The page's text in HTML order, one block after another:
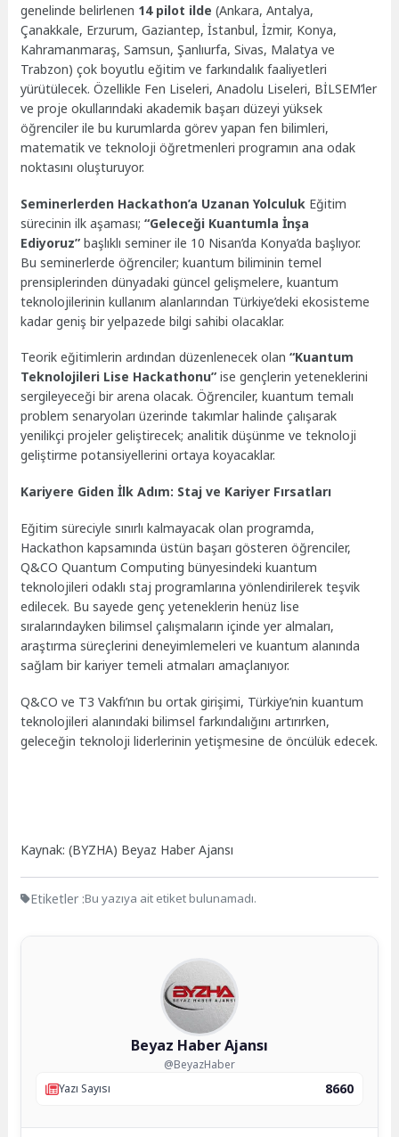
genelinde belirlenen 14 pilot ilde (Ankara, Antalya,
Çanakkale, Erzurum, Gaziantep, İstanbul, İzmir, Konya,
Kahramanmaraş, Samsun, Şanlıurfa, Sivas, Malatya ve
Trabzon) çok boyutlu eğitim ve farkındalık faaliyetleri
yürütülecek. Özellikle Fen Liseleri, Anadolu Liseleri, BİLSEM’ler
ve proje okullarındaki akademik başarı düzeyi yüksek
öğrenciler ile bu kurumlarda görev yapan fen bilimleri,
matematik ve teknoloji öğretmenleri programın ana odak
noktasını oluşturuyor.
Seminerlerden Hackathon’a Uzanan Yolculuk Eğitim
sürecinin ilk aşaması;“Geleceği Kuantumla İnşa
Ediyoruz” başlıklı seminer ile 10 Nisan’da Konya’da başlıyor.
Bu seminerlerde öğrenciler; kuantum biliminin temel
prensiplerinden dünyadaki güncel gelişmelere, kuantum
teknolojilerinin kullanım alanlarından Türkiye’deki ekosisteme
kadar geniş bir yelpazede bilgi sahibi olacaklar.
Teorik eğitimlerin ardından düzenlenecek olan“Kuantum
Teknolojileri Lise Hackathonu” ise gençlerin yeteneklerini
sergileyeceği bir arena olacak. Öğrenciler, kuantum temalı
problem senaryoları üzerinde takımlar halinde çalışarak
yenilikçi projeler geliştirecek; analitik düşünme ve teknoloji
geliştirme potansiyellerini ortaya koyacaklar.
Kariyere Giden İlk Adım: Staj ve Kariyer Fırsatları
Eğitim süreciyle sınırlı kalmayacak olan programda,
Hackathon kapsamında üstün başarı gösteren öğrenciler,
Q&CO Quantum Computing bünyesindeki kuantum
teknolojileri odaklı staj programlarına yönlendirilerek teşvik
edilecek. Bu sayede genç yeteneklerin henüz lise
sıralarındayken bilimsel çalışmaların içinde yer almaları,
araştırma süreçlerini deneyimlemeleri ve kuantum alanında
sağlam bir kariyer temeli atmaları amaçlanıyor.
Q&CO ve T3 Vakfı’nın bu ortak girişimi, Türkiye’nin kuantum
teknolojileri alanındaki bilimsel farkındalığını artırırken,
geleceğin teknoloji liderlerinin yetişmesine de öncülük edecek.
Kaynak: (BYZHA) Beyaz Haber Ajansı
Etiketler :Bu yazıya ait etiket bulunamadı.
Beyaz Haber Ajansı
@BeyazHaber
Yazı Sayısı
8660